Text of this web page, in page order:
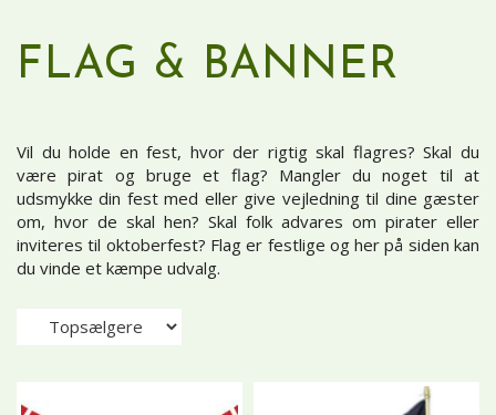
FLAG & BANNER
Vil du holde en fest, hvor der rigtig skal flagres? Skal du
være pirat og bruge et flag? Mangler du noget til at
udsmykke din fest med eller give vejledning til dine gæster
om, hvor de skal hen? Skal folk advares om pirater eller
inviteres til oktoberfest? Flag er festlige og her på siden kan
du vinde et kæmpe udvalg.